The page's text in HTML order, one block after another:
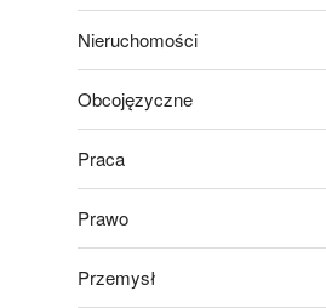
Nieruchomości
Obcojęzyczne
Praca
Prawo
Przemysł